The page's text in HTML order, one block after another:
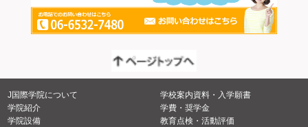
J国際学院について
学院紹介
学院設備
学校案内資料・入学願書
学費・奨学金
教育点検・活動評価